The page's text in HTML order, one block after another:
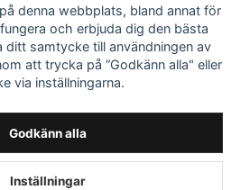
denna webbplats, bland annat för
och erbjuda dig den bästa
ditt samtycke till användningen av
att trycka på ”Godkänn alla" eller
via inställningarna.
Godkänn alla
Inställningar